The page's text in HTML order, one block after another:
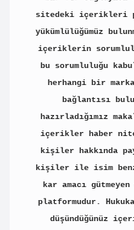
sitedeki içerikleri
yükümlülüğümüz
içeriklerin
bu sorumluluğu
herhangi bir
bağlantısı
hazırladığımız
içerikler haber
kişiler hakkında
kişiler ile isim
kar amacı
platformudur.
düşündüğünüz